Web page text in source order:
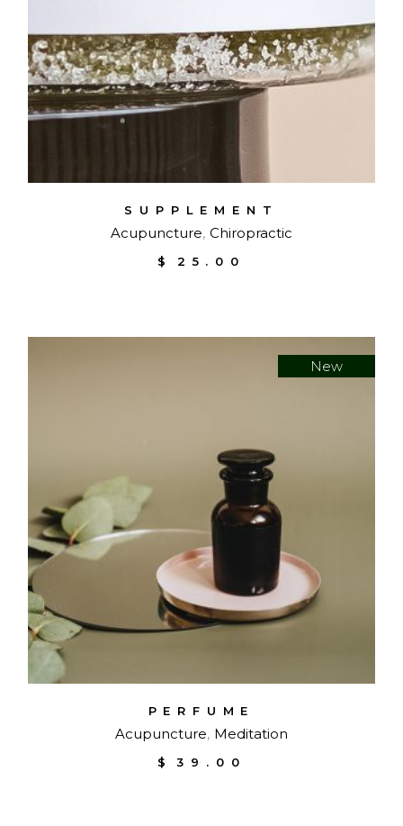
SUPPLEMENT
Acupuncture Chiropractic
$ 25.00
New
PERFUME
Acupuncture Meditation
$ 39.00